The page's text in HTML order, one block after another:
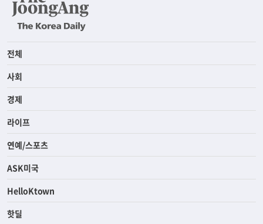
전체
사회
경제
라이프
연예/스포츠
ASK미국
HelloKtown
핫딜